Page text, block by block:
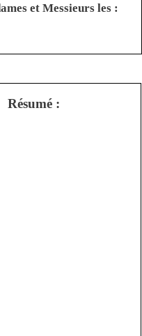
et Messieurs les :
Résumé :